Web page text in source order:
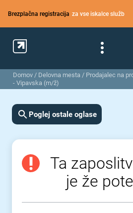
Brezplačna registracija za vse iskalce služb
Domov / Delovna mesta / Prodajalec na
- Vipavska (m/ž)
Poglej ostale oglase
Ta
je že